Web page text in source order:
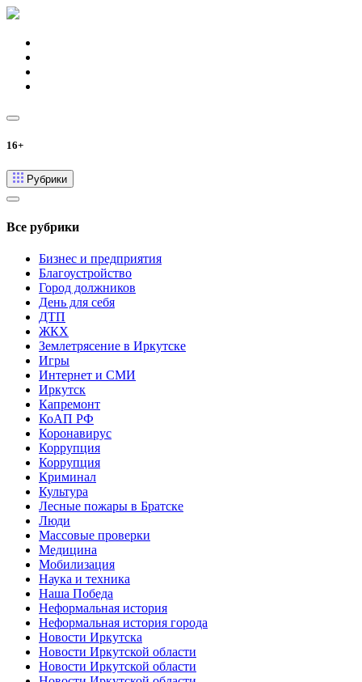
16+
Рубрики
Все рубрики
Бизнес и предприятия
Благоустройство
Город должников
День для себя
ДТП
ЖКХ
Землетрясение в Иркутске
Игры
Интернет и СМИ
Иркутск
Капремонт
КоАП РФ
Коронавирус
Коррупция
Коррупция
Криминал
Культура
Лесные пожары в Братске
Люди
Массовые проверки
Медицина
Мобилизация
Наука и техника
Наша Победа
Неформальная история
Неформальная история города
Новости Иркутска
Новости Иркутской области
Новости Иркутской области